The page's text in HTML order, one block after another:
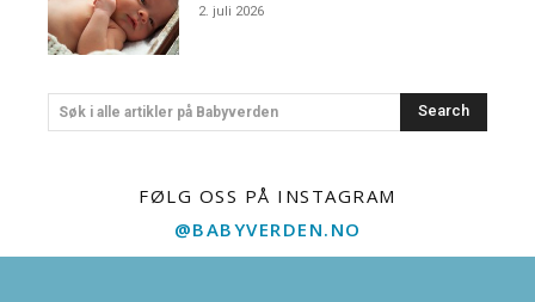
2. juli 2026
Søk i alle artikler på Babyverden Search
FØLG OSS PÅ INSTAGRAM
@BABYVERDEN.NO